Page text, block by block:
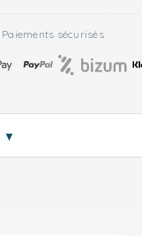
Paiements sécurisés
▼